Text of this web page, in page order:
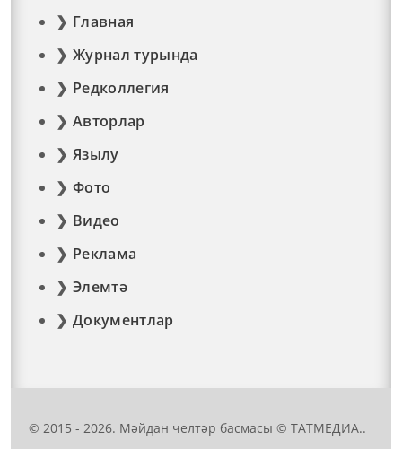
Главная
Журнал турында
Редколлегия
Авторлар
Язылу
Фото
Видео
Реклама
Элемтә
Документлар
© 2015 - 2026. Мәйдан челтәр басмасы © ТАТМЕДИА..